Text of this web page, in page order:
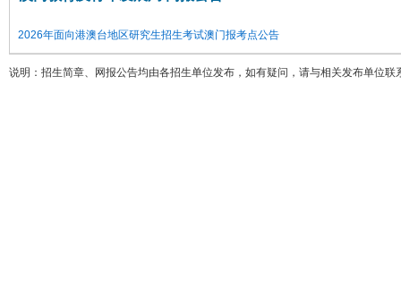
2026年面向港澳台地区研究生招生考试澳门报考点公告
说明：招生简章、网报公告均由各招生单位发布，如有疑问，请与相关发布单位